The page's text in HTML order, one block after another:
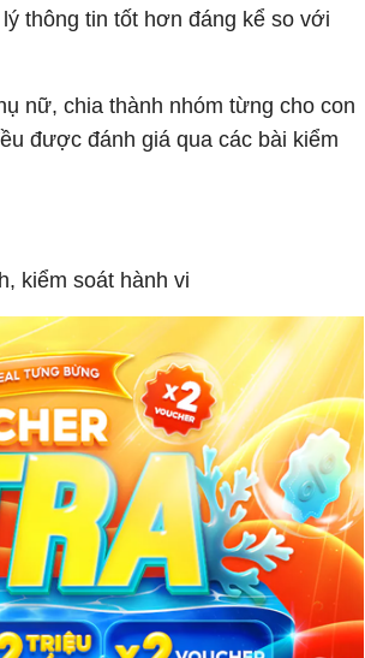
thông tin tốt hơn đáng kể so với
nữ, chia thành nhóm từng cho con
được đánh giá qua các bài kiểm
kiểm soát hành vi